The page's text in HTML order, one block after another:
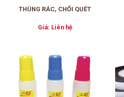
THÙNG RÁC, CHỔI QUÉT
Giá: Liên hệ